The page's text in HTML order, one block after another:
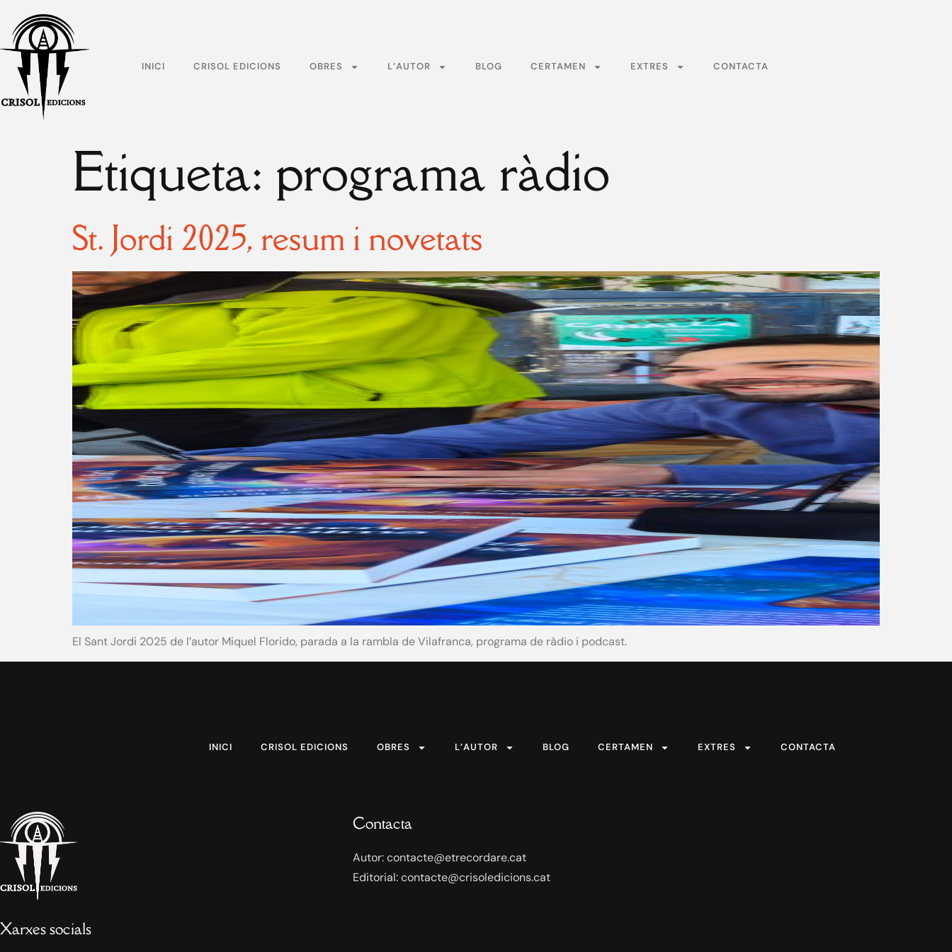
INICI CRISOL EDICIONS OBRES L’AUTOR BLOG CERTAMEN EXTRES CONTACTA
Etiqueta: programa ràdio
St. Jordi 2025, resum i novetats
El Sant Jordi 2025 de l’autor Miquel Florido, parada a la rambla de Vilafranca, programa de ràdio i podcast.
INICI CRISOL EDICIONS OBRES L’AUTOR BLOG CERTAMEN EXTRES CONTACTA
Xarxes socials
Contacta
Autor: contacte@etrecordare.cat
Editorial: contacte@crisoledicions.cat